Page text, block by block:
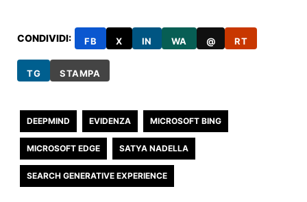
CONDIVIDI: FB X IN WA @ RT
TG STAMPA
DEEPMIND EVIDENZA MICROSOFT BING
MICROSOFT EDGE SATYA NADELLA
SEARCH GENERATIVE EXPERIENCE